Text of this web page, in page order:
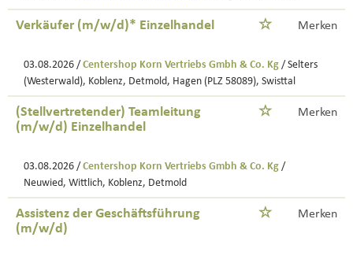
Verkäufer (m/w/d)* Einzelhandel Merken
03.08.2026 / Centershop Korn Vertriebs Gmbh & Co. Kg / Selters
(Westerwald), Koblenz, Detmold, Hagen (PLZ 58089), Swisttal
(Stellvertretender) Teamleitung
(m/w/d) Einzelhandel
Merken
03.08.2026 / Centershop Korn Vertriebs Gmbh & Co. Kg /
Neuwied, Wittlich, Koblenz, Detmold
Assistenz der Geschäftsführung
(m/w/d)
Merken